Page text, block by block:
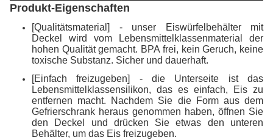
Produkt-Eigenschaften
[Qualitätsmaterial] - unser Eiswürfelbehälter mit
Deckel wird vom Lebensmittelklassenmaterial der
hohen Qualität gemacht. BPA frei, kein Geruch, keine
toxische Substanz. Sicher und dauerhaft.
[Einfach freizugeben] - die Unterseite ist das
Lebensmittelklassensilikon, das es einfach, Eis zu
entfernen macht. Nachdem Sie die Form aus dem
Gefrierschrank heraus genommen haben, öffnen Sie
den Deckel und drücken Sie etwas den unteren
Behälter, um das Eis freizugeben.